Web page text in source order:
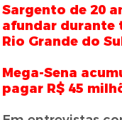
Sargento de 20
afundar durante
Rio Grande do
Mega-Sena
pagar R$ 45